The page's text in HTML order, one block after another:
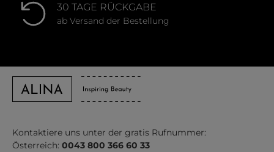
30 TAGE RÜCKGABE
ab Versand der Bestellung
Kontaktiere uns unter der gratis Rufnummer:
Österreich: 0043 800 366 60 33